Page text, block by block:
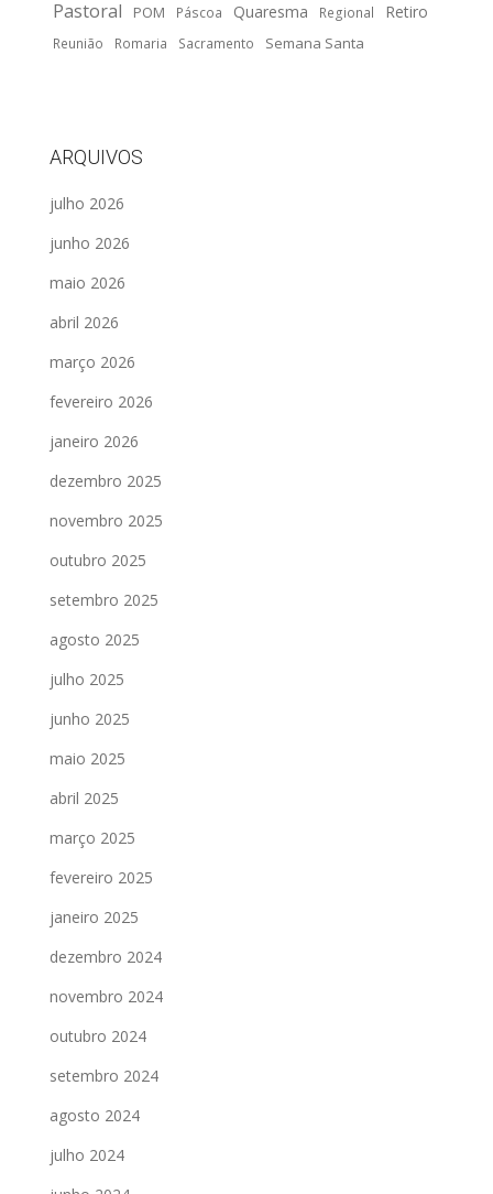
Pastoral
POM Páscoa Quaresma Regional Retiro
Reunião Romaria Sacramento Semana Santa
ARQUIVOS
julho 2026
junho 2026
maio 2026
abril 2026
março 2026
fevereiro 2026
janeiro 2026
dezembro 2025
novembro 2025
outubro 2025
setembro 2025
agosto 2025
julho 2025
junho 2025
maio 2025
abril 2025
março 2025
fevereiro 2025
janeiro 2025
dezembro 2024
novembro 2024
outubro 2024
setembro 2024
agosto 2024
julho 2024